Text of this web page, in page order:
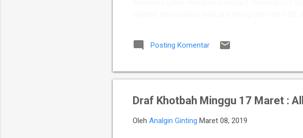
para talenta muda berpotensi tinggi seperti IM
yang diperkuat jajaran Master Internasional Wanita
Posting Komentar
Draf Khotbah Minggu 17 Maret :
Oleh Analgin Ginting Maret 08, 2019